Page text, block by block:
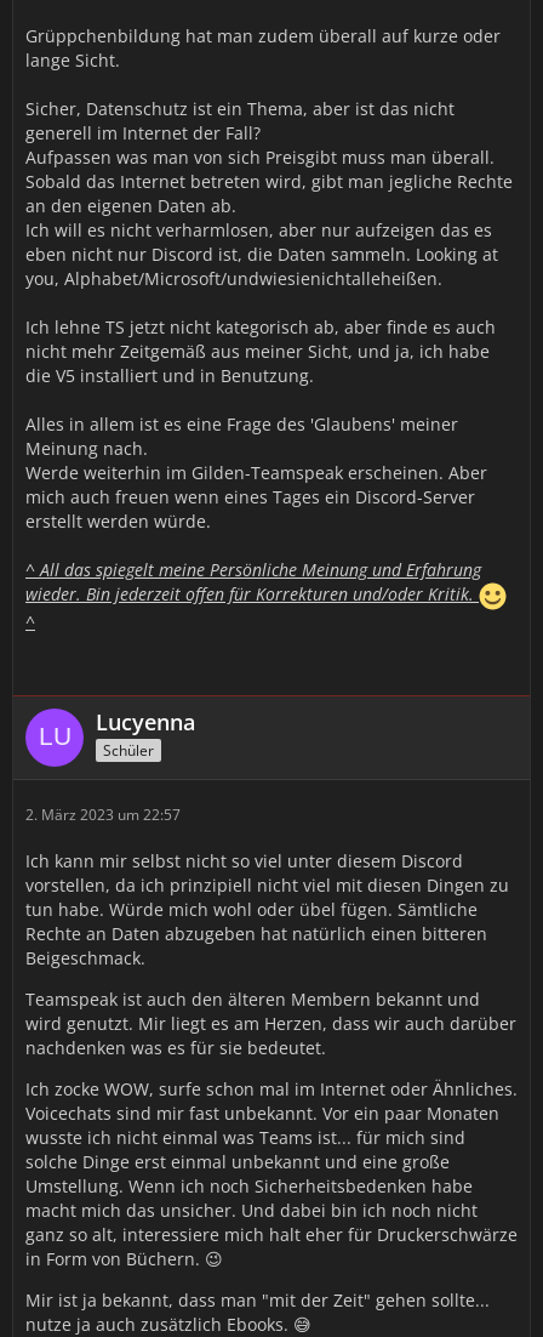
Grüppchenbildung hat man zudem überall auf kurze oder
lange Sicht.
Sicher, Datenschutz ist ein Thema, aber ist das nicht
generell im Internet der Fall?
Aufpassen was man von sich Preisgibt muss man überall.
Sobald das Internet betreten wird, gibt man jegliche Rechte
an den eigenen Daten ab.
Ich will es nicht verharmlosen, aber nur aufzeigen das es
eben nicht nur Discord ist, die Daten sammeln. Looking at
you, Alphabet/Microsoft/undwiesienichtalleheißen.
Ich lehne TS jetzt nicht kategorisch ab, aber finde es auch
nicht mehr Zeitgemäß aus meiner Sicht, und ja, ich habe
die V5 installiert und in Benutzung.
Alles in allem ist es eine Frage des 'Glaubens' meiner
Meinung nach.
Werde weiterhin im Gilden-Teamspeak erscheinen. Aber
mich auch freuen wenn eines Tages ein Discord-Server
erstellt werden würde.
^ All das spiegelt meine Persönliche Meinung und Erfahrung
wieder. Bin jederzeit offen für Korrekturen und/oder Kritik.
^
Lucyenna
Schüler
2. März 2023 um 22:57
Ich kann mir selbst nicht so viel unter diesem Discord
vorstellen, da ich prinzipiell nicht viel mit diesen Dingen zu
tun habe. Würde mich wohl oder übel fügen. Sämtliche
Rechte an Daten abzugeben hat natürlich einen bitteren
Beigeschmack.
Teamspeak ist auch den älteren Membern bekannt und
wird genutzt. Mir liegt es am Herzen, dass wir auch darüber
nachdenken was es für sie bedeutet.
Ich zocke WOW, surfe schon mal im Internet oder Ähnliches.
Voicechats sind mir fast unbekannt. Vor ein paar Monaten
wusste ich nicht einmal was Teams ist... für mich sind
solche Dinge erst einmal unbekannt und eine große
Umstellung. Wenn ich noch Sicherheitsbedenken habe
macht mich das unsicher. Und dabei bin ich noch nicht
ganz so alt, interessiere mich halt eher für Druckerschwärze
in Form von Büchern. 😉
Mir ist ja bekannt, dass man "mit der Zeit" gehen sollte...
nutze ja auch zusätzlich Ebooks. 😅